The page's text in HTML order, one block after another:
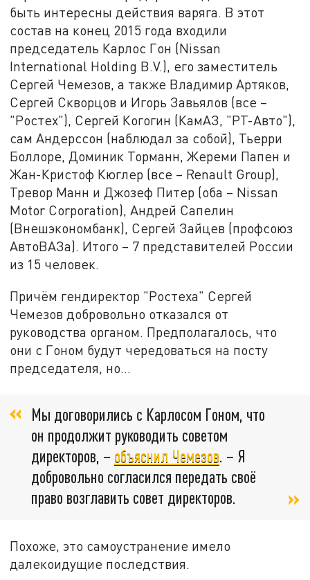
быть интересны действия варяга. В этот
состав на конец 2015 года входили
председатель Карлос Гон (Nissan
International Holding B.V.), его заместитель
Сергей Чемезов, а также Владимир Артяков,
Сергей Скворцов и Игорь Завьялов (все –
"Ростех"), Сергей Когогин (КамАЗ, "РТ-Авто"),
сам Андерссон (наблюдал за собой), Тьерри
Боллоре, Доминик Торманн, Жереми Папен и
Жан-Кристоф Кюглер (все – Renault Group),
Тревор Манн и Джозеф Питер (оба – Nissan
Motor Corporation), Андрей Сапелин
(Внешэкономбанк), Сергей Зайцев (профсоюз
АвтоВАЗа). Итого – 7 представителей России
из 15 человек.
Причём гендиректор "Ростеха" Сергей
Чемезов добровольно отказался от
руководства органом. Предполагалось, что
они с Гоном будут чередоваться на посту
председателя, но…
Мы договорились с Карлосом Гоном, что
он продолжит руководить советом
директоров, – объяснил Чемезов. – Я
добровольно согласился передать своё
право возглавить совет директоров.
Похоже, это самоустранение имело
далекоидущие последствия.